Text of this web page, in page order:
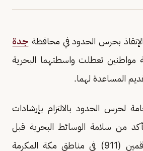
بحرس الحدود في محافظة جدة
مواطنين تعطلت واسطتهما البحرية
المساعدة لهما.
لحرس الحدود بالالتزام بإرشادات
من سلامة الوسائط البحرية قبل
الإبحار، والاتصال بالرقمين (911) في مناطق مكة المكرمة